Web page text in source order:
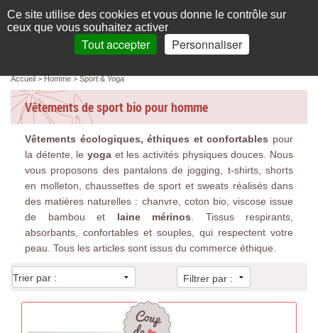
L'élégance au naturel
compte
Français
Recherche
Accueil
Femme
Homme
Bébé & enfant
Chaussettes & collants
Chaussures & Sacs
Accessoires
Linge de maison
Accueil Homme Sport & Yoga
Vêtements de sport bio pour homme
Vêtements écologiques, éthiques et confortables pour
la détente, le yoga et les activités physiques douces. Nous
vous proposons des pantalons de jogging, t-shirts, shorts
en molleton, chaussettes de sport et sweats réalisés dans
des matières naturelles : chanvre, coton bio, viscose issue
de bambou et laine mérinos . Tissus respirants,
absorbants, confortables et souples, qui respectent votre
peau. Tous les articles sont issus du commerce éthique.
Filtrer par :
Panneau de gestion des cookies
Ce site utilise des cookies et vous donne le contrôle sur
ceux que vous souhaitez activer
Tout accepter Personnaliser